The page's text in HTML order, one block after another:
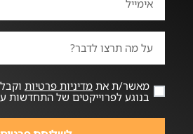
מאשר/ת את מדיניות פרטיות
בנוגע לפרוייקטים של התחדשות